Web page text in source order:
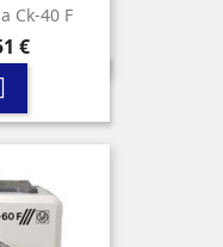
Ck-40 F
€